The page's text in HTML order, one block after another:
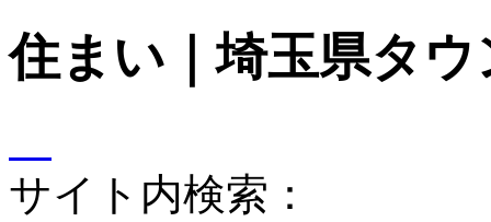
住まい｜埼玉県タ
サイト内検索：